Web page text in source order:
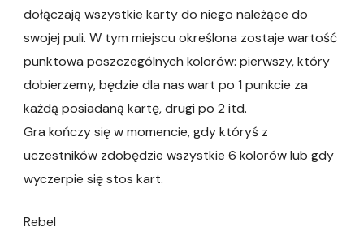
dołączają wszystkie karty do niego należące do
swojej puli. W tym miejscu określona zostaje wartość
punktowa poszczególnych kolorów: pierwszy, który
dobierzemy, będzie dla nas wart po 1 punkcie za
każdą posiadaną kartę, drugi po 2 itd.
Gra kończy się w momencie, gdy któryś z
uczestników zdobędzie wszystkie 6 kolorów lub gdy
wyczerpie się stos kart.
Rebel